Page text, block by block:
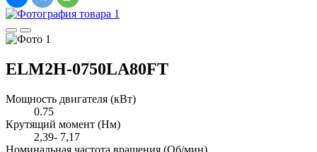
ELM2H-0750LA80FT
Мощность двигателя (кВт)
0.75
Крутящий момент (Нм)
2,39- 7,17
Номинальная частота вращения (Об/мин)